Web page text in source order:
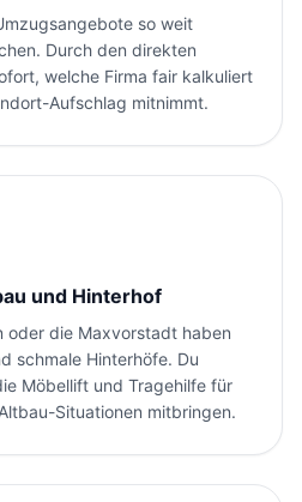
so weit
Durch den direkten
welche Firma fair kalkuliert
Aufschlag mitnimmt.
und Hinterhof
oder die Maxvorstadt haben
schmale Hinterhöfe. Du
Möbellift und Tragehilfe für
Situationen mitbringen.